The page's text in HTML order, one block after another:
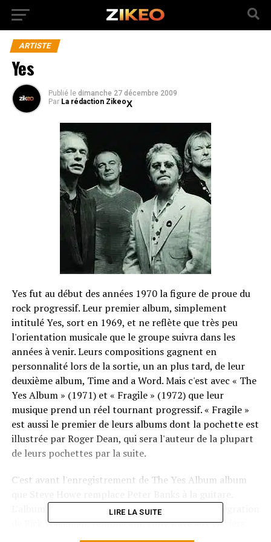
ARTISTE
Yes
Publié le dimanche 27 décembre 2009
Par La rédaction Zikeo
Yes fut au début des années 1970 la figure de proue du
rock progressif. Leur premier album, simplement
intitulé Yes, sort en 1969, et ne reflète que très peu
l'orientation musicale que le groupe suivra dans les
années à venir. Leurs compositions gagnent en
personnalité lors de la sortie, un an plus tard, de leur
deuxième album, Time and a Word. Mais c'est avec « The
Yes Album » (1971) et « Fragile » (1972) que leur
musique prend un réel tournant progressif. « Fragile »
est aussi le premier de leurs albums dont la pochette est
illustrée par Roger Dean, qui sera l'auteur de la plupart
de leurs pochettes par la suite.
C'est avant l'enregistrement de The Yes Album album
L'album suivant, Fragile, est caractérisé par l'intégration
de Rick Wakeman, remplaçant Tony Kaye aux claviers.
L'album suivant « Close to the Edge » contient trois
LIRE LA SUITE